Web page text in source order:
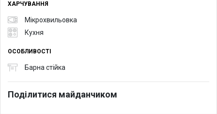
ХАРЧУВАННЯ
Мікрохвильовка
Кухня
ОСОБЛИВОСТІ
Барна стійка
Поділитися майданчиком